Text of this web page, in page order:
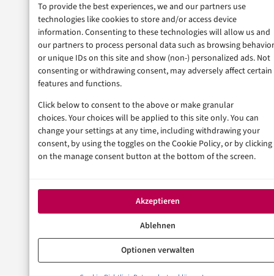
To provide the best experiences, we and our partners use
technologies like cookies to store and/or access device
information. Consenting to these technologies will allow us and
our partners to process personal data such as browsing behavior
or unique IDs on this site and show (non-) personalized ads. Not
consenting or withdrawing consent, may adversely affect certain
features and functions.
Click below to consent to the above or make granular
choices. Your choices will be applied to this site only. You can
change your settings at any time, including withdrawing your
consent, by using the toggles on the Cookie Policy, or by clicking
on the manage consent button at the bottom of the screen.
Akzeptieren
Ablehnen
Optionen verwalten